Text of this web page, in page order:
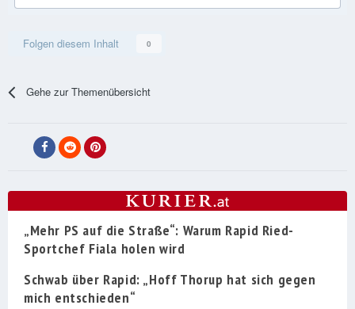
Folgen diesem Inhalt 0
Gehe zur Themenübersicht
„Mehr PS auf die Straße“: Warum Rapid Ried-
Sportchef Fiala holen wird
Schwab über Rapid: „Hoff Thorup hat sich gegen
mich entschieden“